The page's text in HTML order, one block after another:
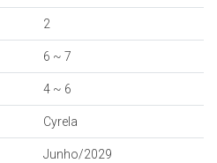
2
6 ~ 7
4 ~ 6
Cyrela
Junho/2029